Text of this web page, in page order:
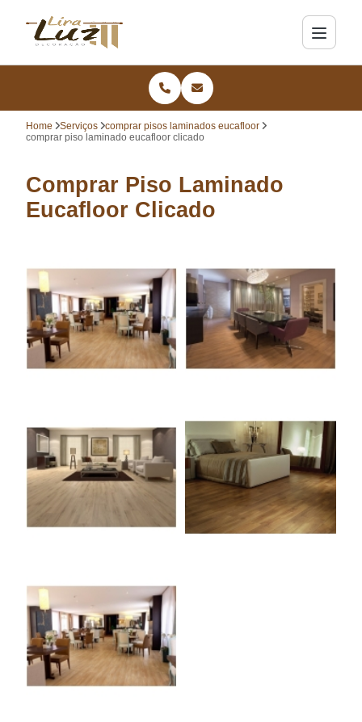
Home Serviços
comprar pisos laminados eucafloor
comprar piso laminado eucafloor clicado
Comprar Piso Laminado
Eucafloor Clicado